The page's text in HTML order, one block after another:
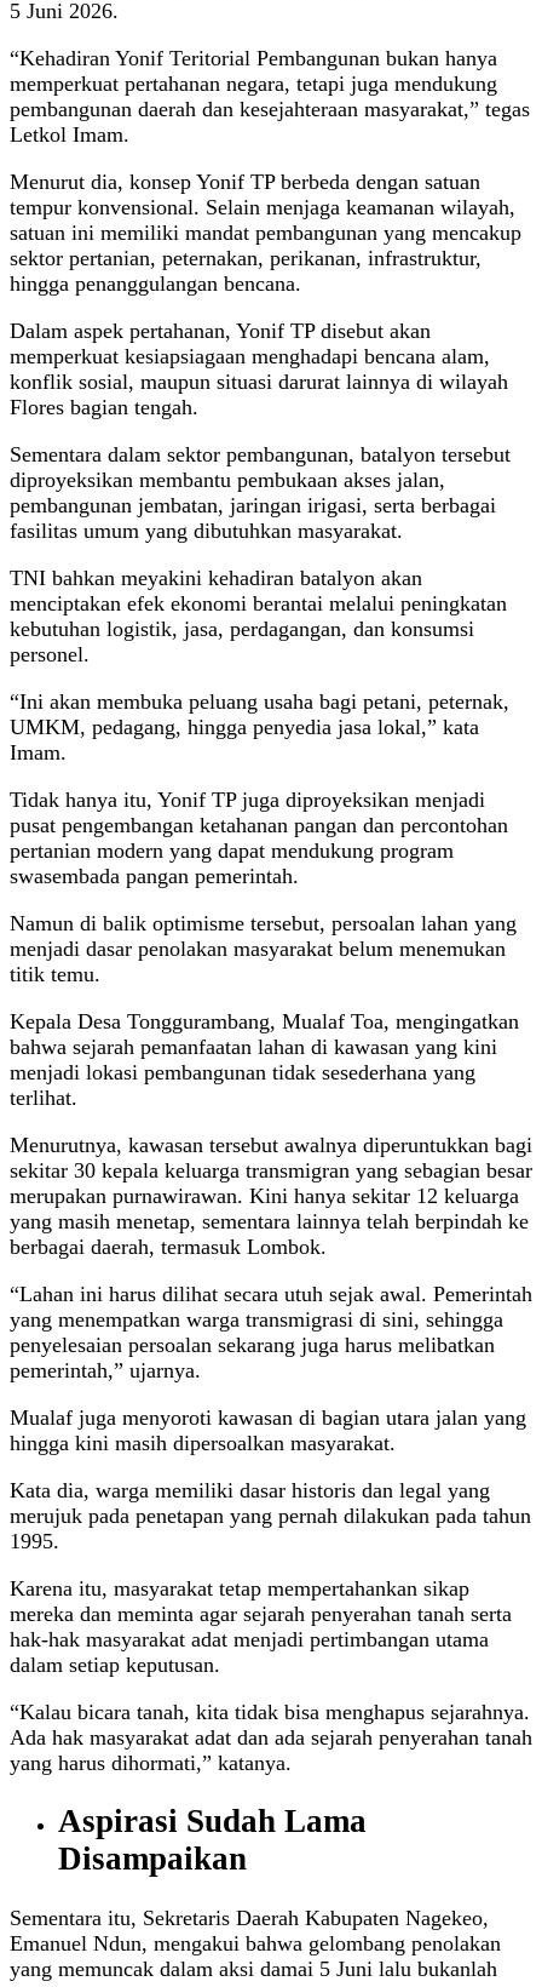
5 Juni 2026.
“Kehadiran Yonif Teritorial Pembangunan bukan hanya
memperkuat pertahanan negara, tetapi juga mendukung
pembangunan daerah dan kesejahteraan masyarakat,” tegas
Letkol Imam.
Menurut dia, konsep Yonif TP berbeda dengan satuan
tempur konvensional. Selain menjaga keamanan wilayah,
satuan ini memiliki mandat pembangunan yang mencakup
sektor pertanian, peternakan, perikanan, infrastruktur,
hingga penanggulangan bencana.
Dalam aspek pertahanan, Yonif TP disebut akan
memperkuat kesiapsiagaan menghadapi bencana alam,
konflik sosial, maupun situasi darurat lainnya di wilayah
Flores bagian tengah.
Sementara dalam sektor pembangunan, batalyon tersebut
diproyeksikan membantu pembukaan akses jalan,
pembangunan jembatan, jaringan irigasi, serta berbagai
fasilitas umum yang dibutuhkan masyarakat.
TNI bahkan meyakini kehadiran batalyon akan
menciptakan efek ekonomi berantai melalui peningkatan
kebutuhan logistik, jasa, perdagangan, dan konsumsi
personel.
“Ini akan membuka peluang usaha bagi petani, peternak,
UMKM, pedagang, hingga penyedia jasa lokal,” kata
Imam.
Tidak hanya itu, Yonif TP juga diproyeksikan menjadi
pusat pengembangan ketahanan pangan dan percontohan
pertanian modern yang dapat mendukung program
swasembada pangan pemerintah.
Namun di balik optimisme tersebut, persoalan lahan yang
menjadi dasar penolakan masyarakat belum menemukan
titik temu.
Kepala Desa Tonggurambang, Mualaf Toa, mengingatkan
bahwa sejarah pemanfaatan lahan di kawasan yang kini
menjadi lokasi pembangunan tidak sesederhana yang
terlihat.
Menurutnya, kawasan tersebut awalnya diperuntukkan bagi
sekitar 30 kepala keluarga transmigran yang sebagian besar
merupakan purnawirawan. Kini hanya sekitar 12 keluarga
yang masih menetap, sementara lainnya telah berpindah ke
berbagai daerah, termasuk Lombok.
“Lahan ini harus dilihat secara utuh sejak awal. Pemerintah
yang menempatkan warga transmigrasi di sini, sehingga
penyelesaian persoalan sekarang juga harus melibatkan
pemerintah,” ujarnya.
Mualaf juga menyoroti kawasan di bagian utara jalan yang
hingga kini masih dipersoalkan masyarakat.
Kata dia, warga memiliki dasar historis dan legal yang
merujuk pada penetapan yang pernah dilakukan pada tahun
1995.
Karena itu, masyarakat tetap mempertahankan sikap
mereka dan meminta agar sejarah penyerahan tanah serta
hak-hak masyarakat adat menjadi pertimbangan utama
dalam setiap keputusan.
“Kalau bicara tanah, kita tidak bisa menghapus sejarahnya.
Ada hak masyarakat adat dan ada sejarah penyerahan tanah
yang harus dihormati,” katanya.
Aspirasi Sudah Lama
Disampaikan
Sementara itu, Sekretaris Daerah Kabupaten Nagekeo,
Emanuel Ndun, mengakui bahwa gelombang penolakan
yang memuncak dalam aksi damai 5 Juni lalu bukanlah